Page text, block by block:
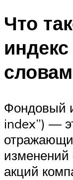
Что
Фондовый
index”) —
изменений
акций